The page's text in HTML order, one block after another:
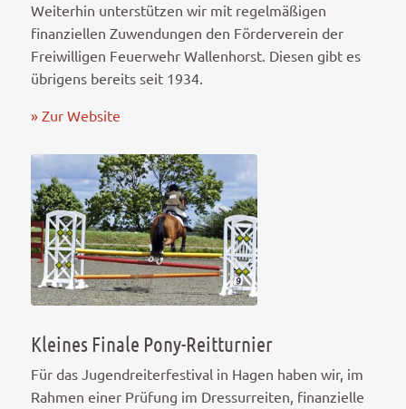
Weiterhin unterstützen wir mit regelmäßigen
finanziellen Zuwendungen den Förderverein der
Freiwilligen Feuerwehr Wallenhorst. Diesen gibt es
übrigens bereits seit 1934.
» Zur Website
Kleines Finale Pony-Reitturnier
Für das Jugendreiterfestival in Hagen haben wir, im
Rahmen einer Prüfung im Dressurreiten, finanzielle